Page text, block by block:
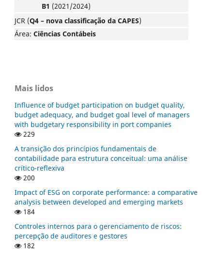
B1 (2021/2024)
JCR (Q4 – nova classificação da CAPES)
Área: Ciências Contábeis
Mais lidos
Influence of budget participation on budget quality,
budget adequacy, and budget goal level of managers
with budgetary responsibility in port companies
229
A transição dos princípios fundamentais de
contabilidade para estrutura conceitual: uma análise
crítico-reflexiva
200
Impact of ESG on corporate performance: a comparative
analysis between developed and emerging markets
184
Controles internos para o gerenciamento de riscos:
percepção de auditores e gestores
182